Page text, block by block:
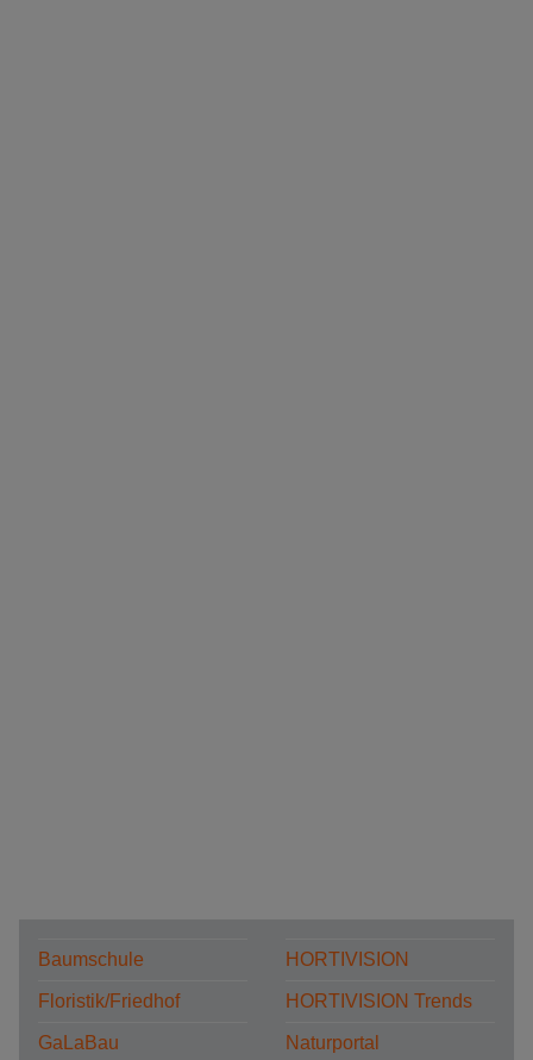
Baumschule
Floristik/Friedhof
GaLaBau
HORTIVISION
HORTIVISION Trends
Naturportal